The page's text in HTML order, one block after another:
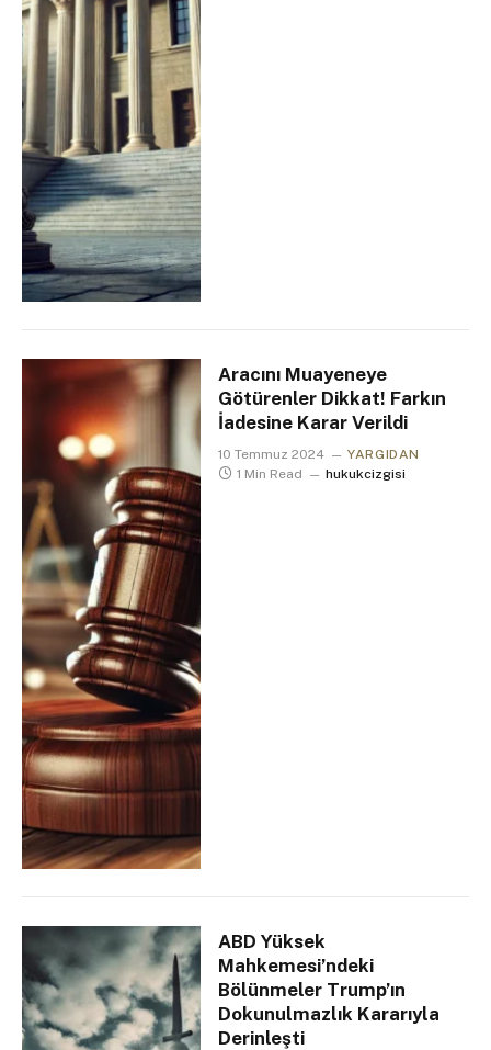
Aracını Muayeneye
Götürenler Dikkat! Farkın
İadesine Karar Verildi
10 Temmuz 2024
YARGIDAN
1 Min Read
hukukcizgisi
ABD Yüksek
Mahkemesi’ndeki
Bölünmeler Trump’ın
Dokunulmazlık Kararıyla
Derinleşti